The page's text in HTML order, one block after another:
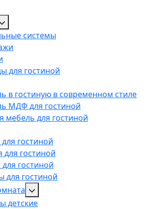
системы
для гостиной
в гостиную в современном стиле
МДФ для гостиной
мебель для гостиной
гостиной
для гостиной
гостиной
для гостиной
детские